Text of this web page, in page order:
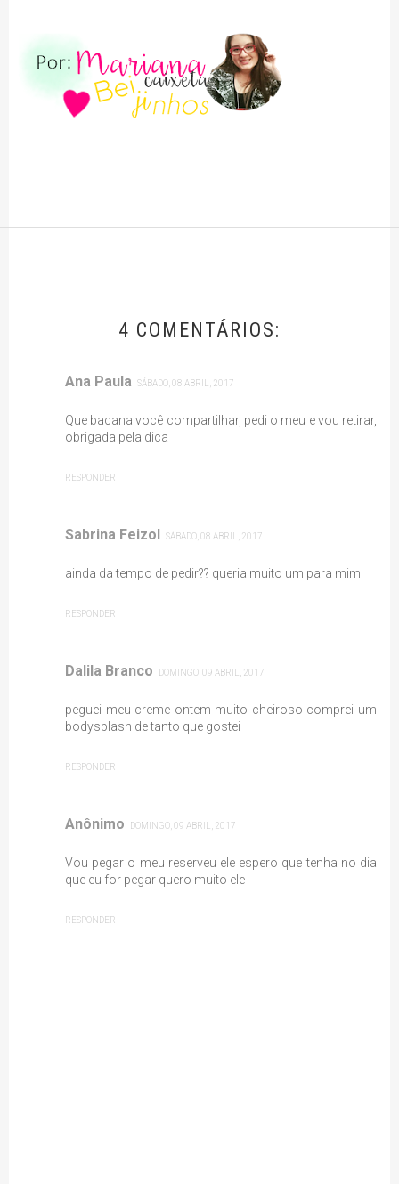
4 COMENTÁRIOS:
Ana Paula SÁBADO, 08 ABRIL, 2017
Que bacana você compartilhar, pedi o meu e vou retirar,
obrigada pela dica
RESPONDER
Sabrina Feizol SÁBADO, 08 ABRIL, 2017
ainda da tempo de pedir?? queria muito um para mim
RESPONDER
Dalila Branco DOMINGO, 09 ABRIL, 2017
peguei meu creme ontem muito cheiroso comprei um
bodysplash de tanto que gostei
RESPONDER
Anônimo DOMINGO, 09 ABRIL, 2017
Vou pegar o meu reserveu ele espero que tenha no dia
que eu for pegar quero muito ele
RESPONDER